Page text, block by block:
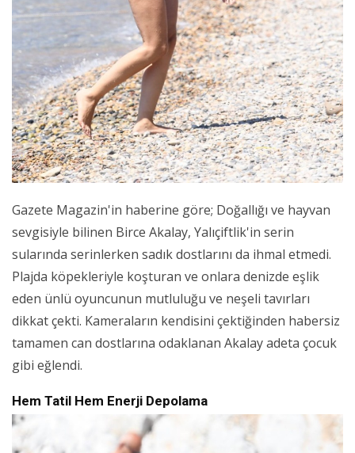
Gazete Magazin'in haberine göre; Doğallığı ve hayvan
sevgisiyle bilinen Birce Akalay, Yalıçiftlik'in serin
sularında serinlerken sadık dostlarını da ihmal etmedi.
Plajda köpekleriyle koşturan ve onlara denizde eşlik
eden ünlü oyuncunun mutluluğu ve neşeli tavırları
dikkat çekti. Kameraların kendisini çektiğinden habersiz
tamamen can dostlarına odaklanan Akalay adeta çocuk
gibi eğlendi.
Hem Tatil Hem Enerji Depolama